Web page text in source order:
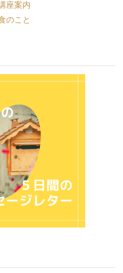
座案内
のこと